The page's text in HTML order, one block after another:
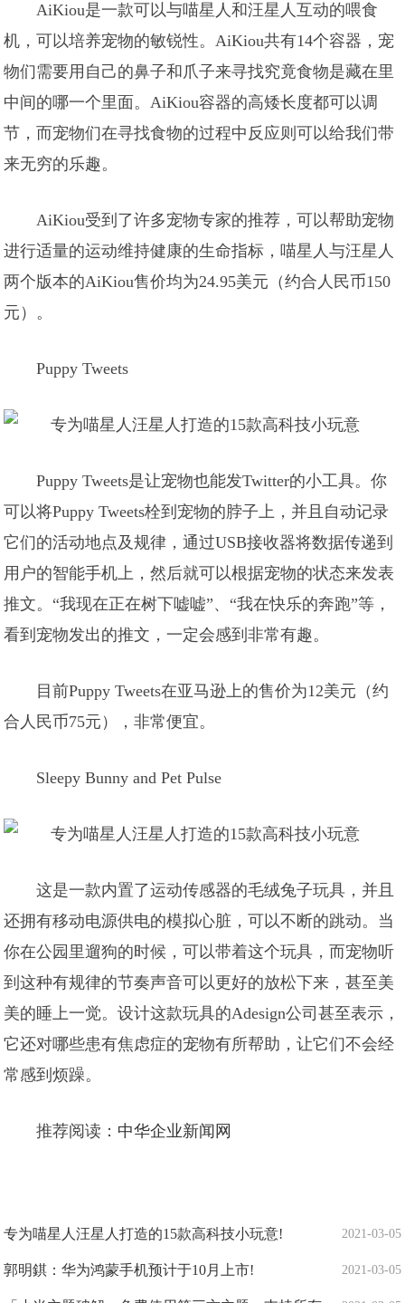
AiKiou是一款可以与喵星人和汪星人互动的喂食
机，可以培养宠物的敏锐性。AiKiou共有14个容器，宠
物们需要用自己的鼻子和爪子来寻找究竟食物是藏在里
中间的哪一个里面。AiKiou容器的高矮长度都可以调
节，而宠物们在寻找食物的过程中反应则可以给我们带
来无穷的乐趣。
AiKiou受到了许多宠物专家的推荐，可以帮助宠物
进行适量的运动维持健康的生命指标，喵星人与汪星人
两个版本的AiKiou售价均为24.95美元（约合人民币150
元）。
Puppy Tweets
Puppy Tweets是让宠物也能发Twitter的小工具。你
可以将Puppy Tweets栓到宠物的脖子上，并且自动记录
它们的活动地点及规律，通过USB接收器将数据传递到
用户的智能手机上，然后就可以根据宠物的状态来发表
推文。“我现在正在树下嘘嘘”、“我在快乐的奔跑”等，
看到宠物发出的推文，一定会感到非常有趣。
目前Puppy Tweets在亚马逊上的售价为12美元（约
合人民币75元），非常便宜。
Sleepy Bunny and Pet Pulse
这是一款内置了运动传感器的毛绒兔子玩具，并且
还拥有移动电源供电的模拟心脏，可以不断的跳动。当
你在公园里遛狗的时候，可以带着这个玩具，而宠物听
到这种有规律的节奏声音可以更好的放松下来，甚至美
美的睡上一觉。设计这款玩具的Adesign公司甚至表示，
它还对哪些患有焦虑症的宠物有所帮助，让它们不会经
常感到烦躁。
推荐阅读： 中华企业新闻网
2021-03-05
专为喵星人汪星人打造的15款高科技小玩意!
2021-03-05
郭明錤：华为鸿蒙手机预计于10月上市!